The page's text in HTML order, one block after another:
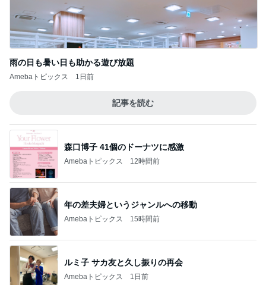
雨の日も暑い日も助かる遊び放題
Amebaトピックス 1日前
記事を読む
森口博子 41個のドーナツに感激
Amebaトピックス 12時間前
年の差夫婦というジャンルへの移動
Amebaトピックス 15時間前
ルミ子 サカ友と久し振りの再会
Amebaトピックス 1日前